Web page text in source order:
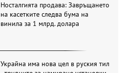
Носталгията продава: Завръщането
на касетките следва бума на
винила за 1 млрд. долара
Украйна има нова цел в руския тил